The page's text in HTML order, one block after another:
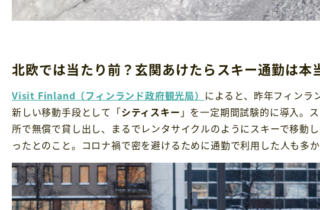
北欧では当たり前？玄関あけたらスキー通勤は本
Visit Finland（フィンランド政府観光局） によると、昨年フィンラ
新しい移動手段として「シティスキー 」を一定期間試験的に導入。
所で無償で貸し出し、まるでレンタサイクルのようにスキーで移動
ったとのこと。コロナ禍で密を避けるために通勤で利用した人も多か